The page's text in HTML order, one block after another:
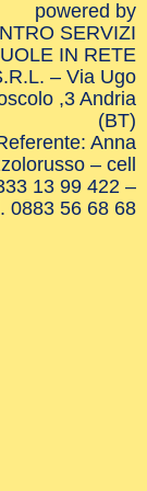
powered by
SERVIZI
IN RETE
– Via Ugo
,3 Andria
(BT)
Anna
– cell
13 99 422 –
0883 56 68 68